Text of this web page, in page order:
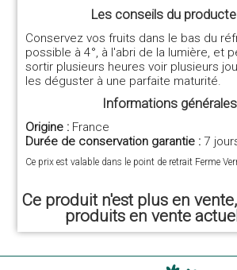
Les conseils du
Conservez vos fruits dans le bas du
possible à 4°, à l'abri de la lumière, et
sortir plusieurs heures voir plusieurs
les déguster à une parfaite maturité.
Informations générales
Origine : France
Durée de conservation garantie :7
Ce prix est valable dans le point de retrait Ferme
Ce produit n'est plus en
produits en vente